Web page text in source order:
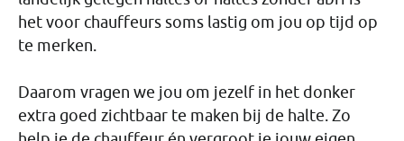
het voor chauffeurs soms lastig om jou op tijd op
te merken.
Daarom vragen we jou om jezelf in het donker
extra goed zichtbaar te maken bij de halte. Zo